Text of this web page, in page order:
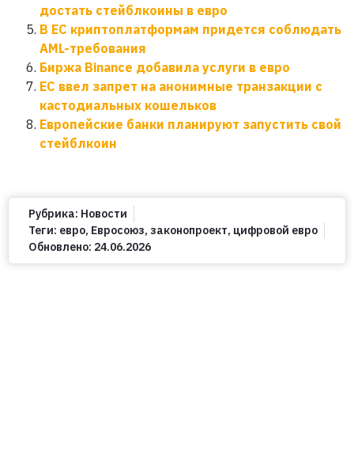
достать стейблкоины в евро
В ЕС криптоплатформам придется соблюдать
AML-требования
Биржа Binance добавила услуги в евро
ЕС ввел запрет на анонимные транзакции с
кастодиальных кошельков
Европейские банки планируют запустить свой
стейблкоин
Рубрика: Новости
Теги: евро, Евросоюз, законопроект, цифровой евро
Обновлено: 24.06.2026